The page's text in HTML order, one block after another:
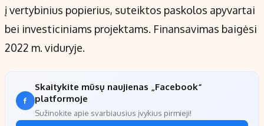
į vertybinius popierius, suteiktos paskolos apyvartai
bei investiciniams projektams. Finansavimas baigėsi
2022 m. viduryje.
Skaitykite mūsų naujienas „Facebook“
platformoje
Sužinokite apie svarbiausius įvykius pirmieji!